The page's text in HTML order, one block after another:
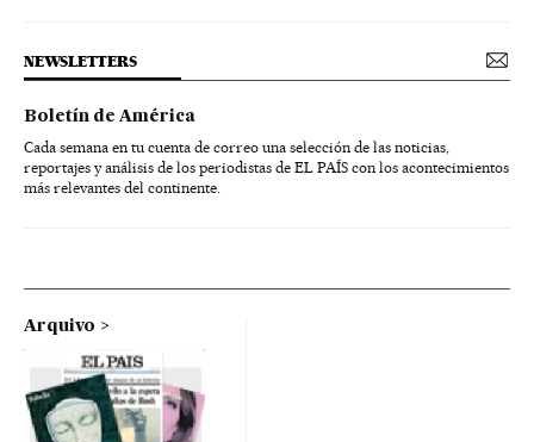
NEWSLETTERS
Boletín de América
Cada semana en tu cuenta de correo una selección de las noticias,
reportajes y análisis de los periodistas de EL PAÍS con los acontecimientos
más relevantes del continente.
Arquivo